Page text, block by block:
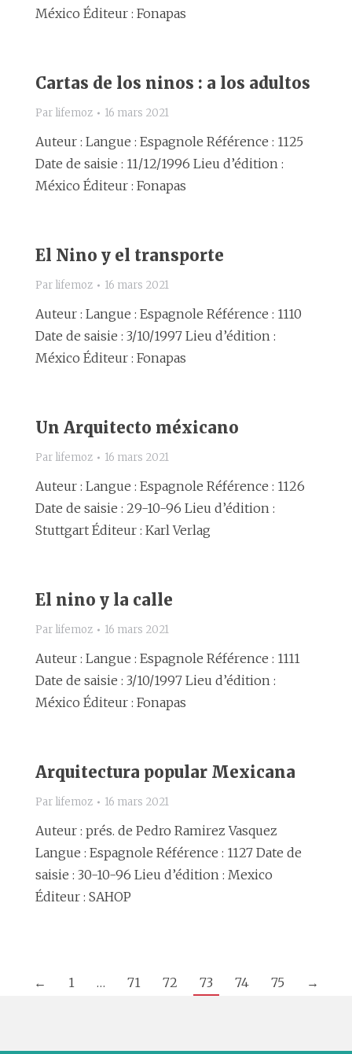
México Éditeur : Fonapas
Cartas de los ninos : a los adultos
Par lifemoz 16 mars 2021
Auteur : Langue : Espagnole Référence : 1125
Date de saisie : 11/12/1996 Lieu d’édition :
México Éditeur : Fonapas
El Nino y el transporte
Par lifemoz 16 mars 2021
Auteur : Langue : Espagnole Référence : 1110
Date de saisie : 3/10/1997 Lieu d’édition :
México Éditeur : Fonapas
Un Arquitecto méxicano
Par lifemoz 16 mars 2021
Auteur : Langue : Espagnole Référence : 1126
Date de saisie : 29-10-96 Lieu d’édition :
Stuttgart Éditeur : Karl Verlag
El nino y la calle
Par lifemoz 16 mars 2021
Auteur : Langue : Espagnole Référence : 1111
Date de saisie : 3/10/1997 Lieu d’édition :
México Éditeur : Fonapas
Arquitectura popular Mexicana
Par lifemoz 16 mars 2021
Auteur : prés. de Pedro Ramirez Vasquez
Langue : Espagnole Référence : 1127 Date de
saisie : 30-10-96 Lieu d’édition : Mexico
Éditeur : SAHOP
← 1 … 71 72 73 74 75 →